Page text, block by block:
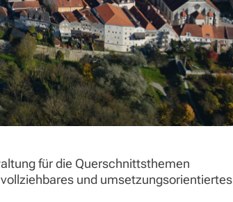
für die Querschnittsthemen
und umsetzungsorientiertes